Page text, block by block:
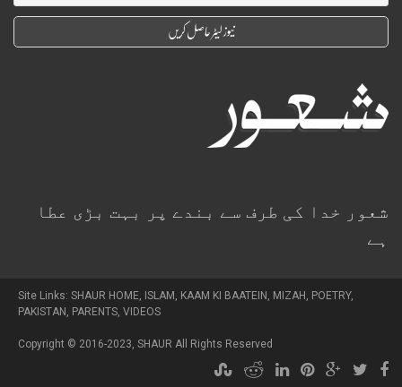
شعور خدا کی طرف سے بندے پر بہت بڑی عطا
ہے
Site Links: SHAUR HOME, ISLAM , KAAM KI BAATEIN , MIZAH , POETRY,
PAKISTAN , PARENTS, VIDEOS
Copyright © 2016-2023, SHAUR All Rights Reserved